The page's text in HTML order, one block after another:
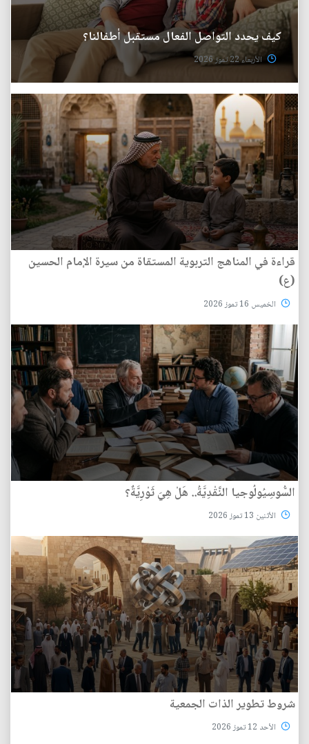
كيف يحدد التواصل الفعال مستقبل أطفالنا؟
الأربعاء 22 تموز 2026
قراءة في المناهج التربوية المستقاة من سيرة الإمام الحسين
(ع)
الخميس 16 تموز 2026
السُّوسِيُولُوجيا النَّقْدِيَّةُ.. هَلْ هِيَ ثَوْرِيَّةٌ؟
الأثنين 13 تموز 2026
شروط تطوير الذات الجمعية
الأحد 12 تموز 2026